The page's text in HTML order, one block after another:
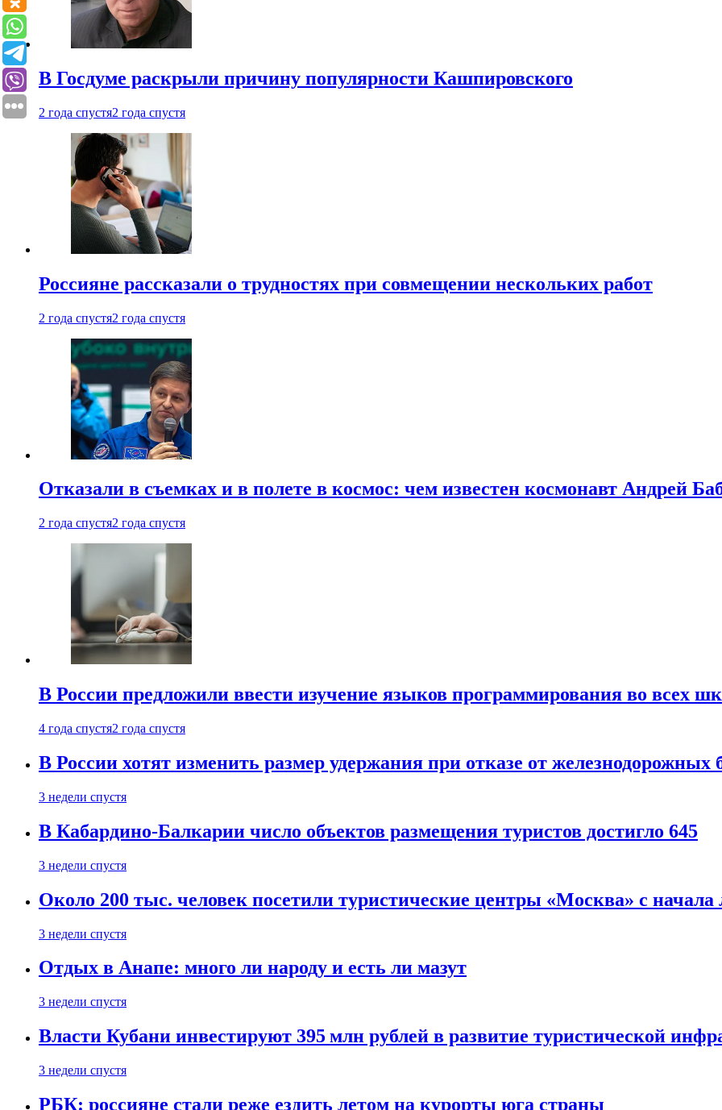
В Госдуме раскрыли причину популярности Кашпировского
2 года спустя2 года спустя
Россияне рассказали о трудностях при совмещении нескольких работ
2 года спустя2 года спустя
Отказали в съемках и в полете в космос: чем известен космонавт Андрей
2 года спустя2 года спустя
В России предложили ввести изучение языков программирования во всех
4 года спустя2 года спустя
В России хотят изменить размер удержания при отказе от железнодорожных
3 недели спустя
В Кабардино-Балкарии число объектов размещения туристов достигло 645
3 недели спустя
Около 200 тыс. человек посетили туристические центры «Москва» с начала
3 недели спустя
Отдых в Анапе: много ли народу и есть ли мазут
3 недели спустя
Власти Кубани инвестируют 395 млн рублей в развитие туристической
3 недели спустя
РБК: россияне стали реже ездить летом на курорты юга страны